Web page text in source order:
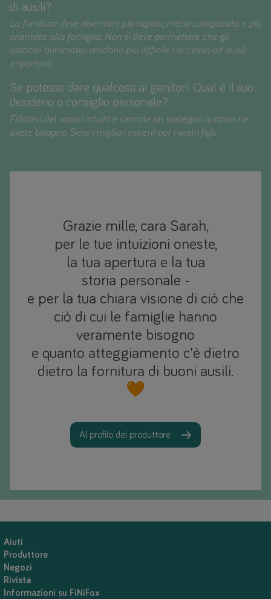
di ausili?
La fornitura deve diventare più rapida, meno complicata e più
orientata alla famiglia. Non si deve permettere che gli
ostacoli burocratici rendano più difficile l'accesso ad ausili
importanti.
Se potesse dare qualcosa ai genitori: Qual è il suo
desiderio o consiglio personale?
Fidatevi del vostro intuito e cercate un sostegno quando ne
avete bisogno. Siete i migliori esperti per i vostri figli.
Grazie mille, cara Sarah,
per le tue intuizioni oneste,
la tua apertura e la tua
storia personale -
e per la tua chiara visione di ciò che
ciò di cui le famiglie hanno
veramente bisogno
e quanto atteggiamento c'è dietro
dietro la fornitura di buoni ausili.
🧡
Al profilo del produttore
Aiuti
Produttore
Negozi
Rivista
Informazioni su FiNiFox